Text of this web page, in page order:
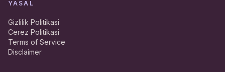
YASAL
Gizlilik Politikasi
Cerez Politikasi
Terms of Service
Disclaimer